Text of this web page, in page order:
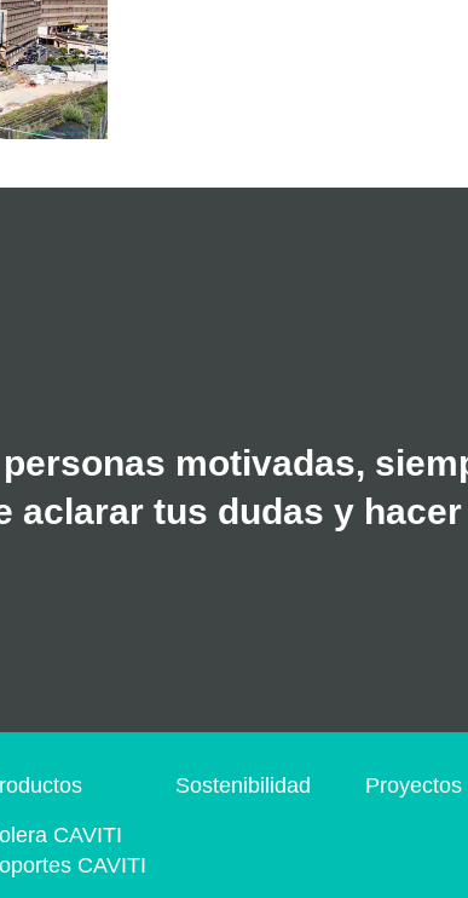
motivadas,
aclarar tus dudas y
CAVITI
CAVITI
Sostenibilidad Proyectos